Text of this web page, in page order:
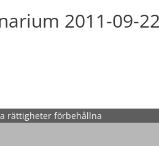
2011-09-22
rättigheter förbehållna